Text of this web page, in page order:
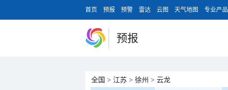
首页 预报 预警 雷达 云图 天气地图 专业产品
预报
全国 > 江苏 > 徐州 > 云龙